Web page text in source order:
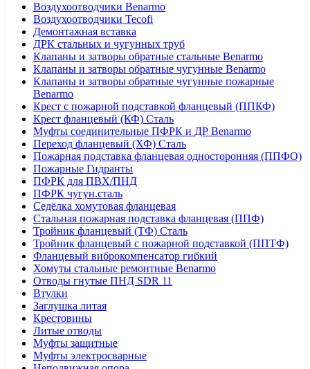
Воздухоотводчики Benarmo
Воздухоотводчики Tecofi
Демонтажная вставка
ДРК стальных и чугунных труб
Клапаны и затворы обратные стальные Benarmo
Клапаны и затворы обратные чугунные Benarmo
Клапаны и затворы обратные чугунные пожарные
Benarmo
Крест с пожарной подставкой фланцевый (ППКФ)
Крест фланцевый (КФ) Сталь
Муфты соединительные ПФРК и ДР Benarmo
Переход фланцевый (ХФ) Сталь
Пожарная подставка фланцевая односторонняя (ППФО)
Пожарные Гидранты
ПФРК для ПВХ/ПНД
ПФРК чугун.сталь
Седёлка хомутовая фланцевая
Стальная пожарная подставка фланцевая (ППФ)
Тройник фланцевый (ТФ) Сталь
Тройник фланцевый с пожарной подставкой (ППТФ)
Фланцевый виброкомпенсатор гибкий
Хомуты стальные ремонтные Benarmo
Отводы гнутые ПНД SDR 11
Втулки
Заглушка литая
Крестовины
Литые отводы
Муфты защитные
Муфты электросварные